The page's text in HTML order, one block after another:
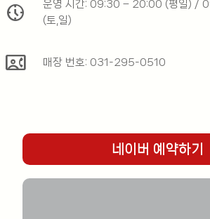
nest_clock_farsight_analog
운영 시간: 09:30 – 20:00 (평일) /
(토,일)
contact_phone 매장 번호: 031-295-0510
네이버 예약하기